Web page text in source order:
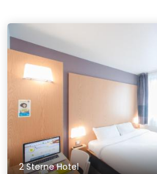
2 Sterne Hotel